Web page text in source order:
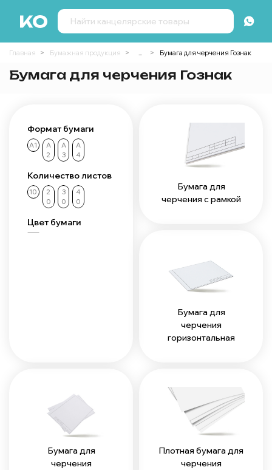
Главная Бумажная продукция ... Бумага для черчения Гознак
Бумага для черчения Гознак
Формат бумаги
А1
А
2
А
3
А
4
Количество листов
10
2
0
3
0
4
0
Цвет бумаги
Бумага для
черчения с рамкой
Бумага для
черчения
горизонтальная
Бумага для
черчения
Плотная бумага для
черчения